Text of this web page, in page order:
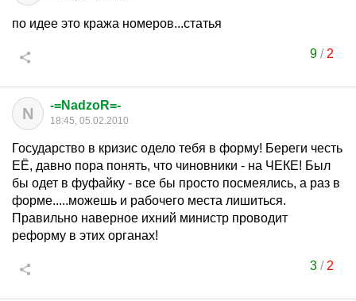
по идее это кража номеров...статья
9/ 2
N -=NadzoR=-
18:45, 05.02.2010
Государство в кризис одело тебя в форму! Береги честь
ЕЁ, давно пора понять, что чиновники - на ЧЕКЕ! Был
бы одет в фуфайку - все бы просто посмеялись, а раз в
форме.....можешь и рабочего места лишиться.
Правильно наверное ихний министр проводит
реформу в этих органах!
3/ 2